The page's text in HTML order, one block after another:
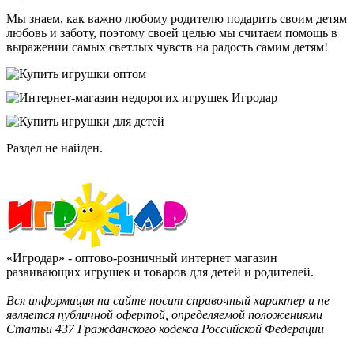
Мы знаем, как важно любому родителю подарить своим детям
любовь и заботу, поэтому своей целью мы считаем помощь в
выражении самых светлых чувств на радость самим детям!
Раздел не найден.
«Игродар» - оптово-розничный интернет магазин
развивающих игрушек и товаров для детей и родителей.
Вся информация на сайте носит справочный характер и не
является публичной офертой, определяемой положениями
Статьи 437 Гражданского кодекса Российской Федерации